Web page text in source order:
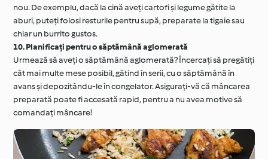
nou. De exemplu, dacă la cină aveți cartofi și legume gătite la
aburi, puteți folosi resturile pentru supă, preparate la tigaie sau
chiar un burrito gustos.
10. Planificați pentru o săptămână aglomerată
Urmează să aveți o săptămână aglomerată? Încercați să pregătiți
cât mai multe mese posibil, gătind în serii, cu o săptămână în
avans și depozitându-le în congelator. Asigurați-vă că mâncarea
preparată poate fi accesată rapid, pentru a nu avea motive să
comandați mâncare!